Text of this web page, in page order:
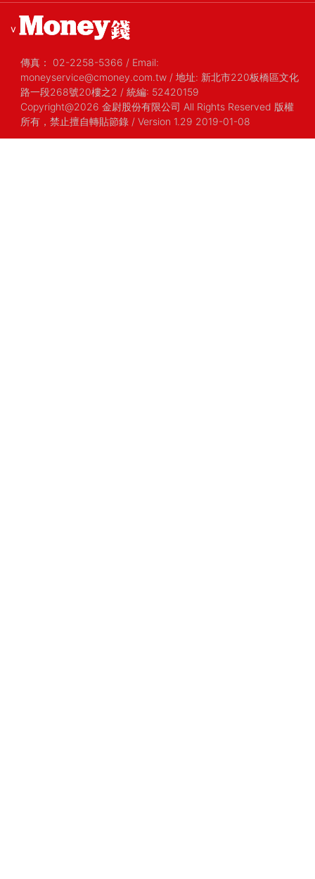
v
傳真： 02-2258-5366 / Email:
moneyservice@cmoney.com.tw / 地址: 新北市220板橋區文化
路一段268號20樓之2 / 統編: 52420159
Copyright@2026 金尉股份有限公司 All Rights Reserved 版權
所有，禁止擅自轉貼節錄 / Version 1.29 2019-01-08